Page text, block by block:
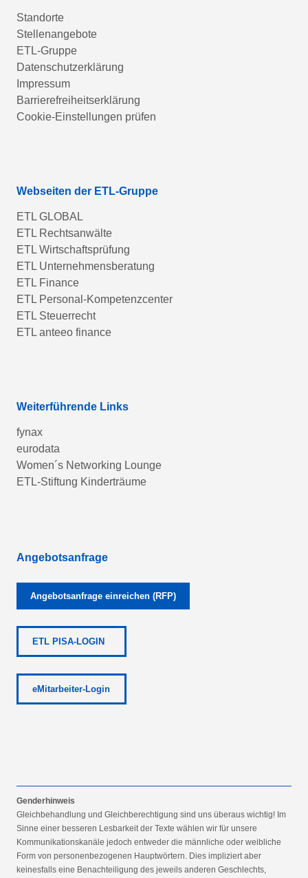
Standorte
Stellenangebote
ETL-Gruppe
Datenschutzerklärung
Impressum
Barrierefreiheitserklärung
Cookie-Einstellungen prüfen
Webseiten der ETL-Gruppe
ETL GLOBAL
ETL Rechtsanwälte
ETL Wirtschaftsprüfung
ETL Unternehmensberatung
ETL Finance
ETL Personal-Kompetenzcenter
ETL Steuerrecht
ETL anteeo finance
Weiterführende Links
fynax
eurodata
Women´s Networking Lounge
ETL-Stiftung Kinderträume
Angebotsanfrage
Angebotsanfrage einreichen (RFP)
ETL PISA-LOGIN
eMitarbeiter-Login
Genderhinweis
Gleichbehandlung und Gleichberechtigung sind uns überaus wichtig! Im
Sinne einer besseren Lesbarkeit der Texte wählen wir für unsere
Kommunikationskanäle jedoch entweder die männliche oder weibliche
Form von personenbezogenen Hauptwörtern. Dies impliziert aber
keinesfalls eine Benachteiligung des jeweils anderen Geschlechts,